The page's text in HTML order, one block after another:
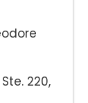
220,